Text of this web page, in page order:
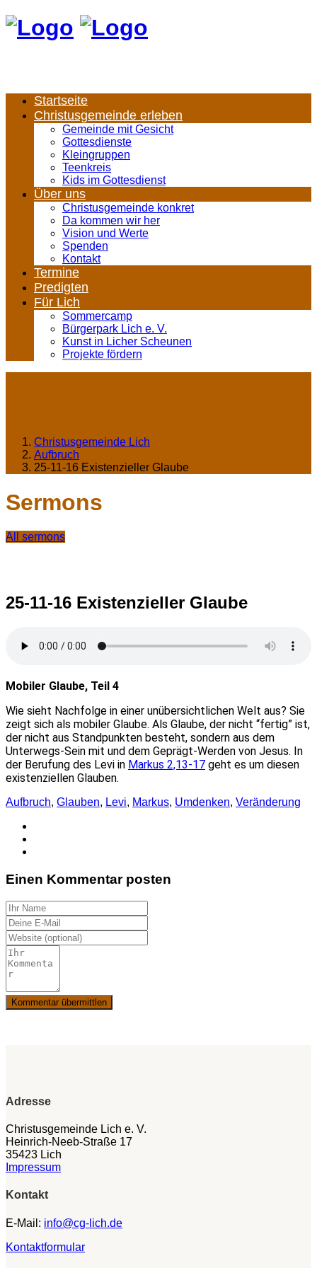
Startseite
Christusgemeinde erleben
Gemeinde mit Gesicht
Gottesdienste
Kleingruppen
Teenkreis
Kids im Gottesdienst
Über uns
Christusgemeinde konkret
Da kommen wir her
Vision und Werte
Spenden
Kontakt
Termine
Predigten
Für Lich
Sommercamp
Bürgerpark Lich e. V.
Kunst in Licher Scheunen
Projekte fördern
Christusgemeinde Lich
Aufbruch
25-11-16 Existenzieller Glaube
Sermons
All sermons
25-11-16 Existenzieller Glaube
Mobiler Glaube, Teil 4
Wie sieht Nachfolge in einer unübersichtlichen Welt aus? Sie
zeigt sich als mobiler Glaube. Als Glaube, der nicht “fertig” ist,
der nicht aus Standpunkten besteht, sondern aus dem
Unterwegs-Sein mit und dem Geprägt-Werden von Jesus. In
der Berufung des Levi in Markus 2,13-17 geht es um diesen
existenziellen Glauben.
Aufbruch, Glauben, Levi, Markus, Umdenken, Veränderung
Einen Kommentar posten
Adresse
Christusgemeinde Lich e. V.
Heinrich-Neeb-Straße 17
35423 Lich
Impressum
Kontakt
E-Mail: info@cg-lich.de
Kontaktformular